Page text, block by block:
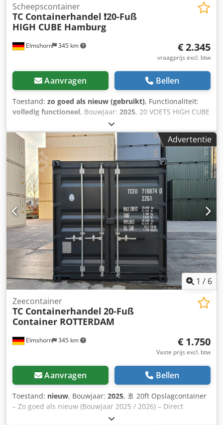
Elmshorn 345 km
Scheepscontainer
TC Containerhandel ❗️20-Fuß
HIGH CUBE Hamburg
€ 2.345
vraagprijs excl. btw
Aanvragen Bellen
Toestand: zo goed als nieuw (gebruikt), Functionaliteit:
volledig functioneel, Bouwjaar: 2025, 20 VOETS HIGH CUBE
(HC), ALS NIEUW, SLECHTS ÉÉN ZEEREIS GEBRUIKT ✍️
Afmetingen Buiten: 6.058 x 2.438 x 2.896 mm (LxBxH)
Binnen: 5.898 x 2.352 x 2.690 mm (LxBxH) Deuropening:
2.338 x 2.585 mm (BxH) ✏️ Kleur: RAL7016 ⚙️ Uitvoering:
Houten vloer Lock Box (beveiliging voor waardevolle
goederen) Vorkheftruckkokers Wind- en waterdicht 5 jaar
geldig CSC-certificaat (vergelijkbaar met TÜV) Csdpfsy
Dfzuex Algsrf ⤴️ Extra services op aanvraag: Individuele
aanpassingen, zoals ombouw, overspuiten en meer
mogelijk ⚡️ Snelle levering, ook inclusief lossen mogelijk
Vermeld uw postcode voor een vrijblijvende offerte _____ ✅
Wij maken graag een aanbod op maat voor u.
Advertentie
1 / 6
Elmshorn 345 km
Zeecontainer
TC Containerhandel 20-Fuß
Container ROTTERDAM
€ 1.750
Vaste prijs excl. btw
Aanvragen Bellen
Toestand: nieuw, Bouwjaar: 2025, 🚢 20ft Opslagcontainer
– Zo goed als nieuw (Bouwjaar 2025 / 2026) – Direct
leverbaar! Hoogwaardige zeecontainer in bijna nieuwstaat